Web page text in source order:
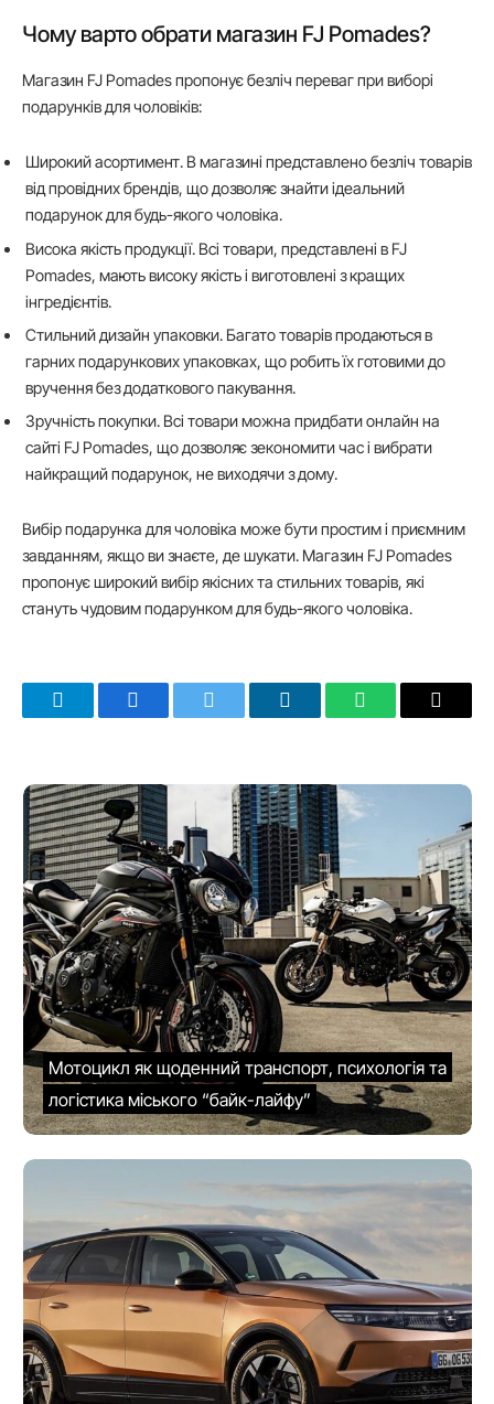
Чому варто обрати магазин FJ Pomades?
Магазин FJ Pomades пропонує безліч переваг при виборі
подарунків для чоловіків:
Широкий асортимент. В магазині представлено безліч товарів
від провідних брендів, що дозволяє знайти ідеальний
подарунок для будь-якого чоловіка.
Висока якість продукції. Всі товари, представлені в FJ
Pomades, мають високу якість і виготовлені з кращих
інгредієнтів.
Стильний дизайн упаковки. Багато товарів продаються в
гарних подарункових упаковках, що робить їх готовими до
вручення без додаткового пакування.
Зручність покупки. Всі товари можна придбати онлайн на
сайті FJ Pomades, що дозволяє зекономити час і вибрати
найкращий подарунок, не виходячи з дому.
Вибір подарунка для чоловіка може бути простим і приємним
завданням, якщо ви знаєте, де шукати. Магазин FJ Pomades
пропонує широкий вибір якісних та стильних товарів, які
стануть чудовим подарунком для будь-якого чоловіка.
TelegramFacebookTwitter LinkedInWhatsAppEmail
Мотоцикл як щоденний транспорт, психологія та
логістика міського “байк-лайфу”